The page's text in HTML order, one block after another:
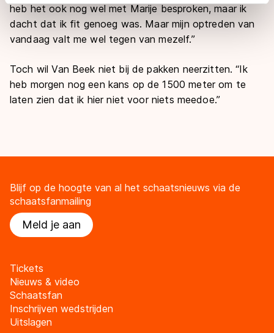
adequaat beschermingsniveau geldt volgens de GDPR.
Door op ‘Toestaan’ te klikken, stemt u in met deze
overdracht. Meer informatie vindt u in ons
heb het ook nog wel met Marije besproken, maar ik
dacht dat ik fit genoeg was. Maar mijn optreden van
vandaag valt me wel tegen van mezelf.”
Toch wil Van Beek niet bij de pakken neerzitten. “Ik
heb morgen nog een kans op de 1500 meter om te
laten zien dat ik hier niet voor niets meedoe.”
Blijf op de hoogte van al het schaatsnieuws via de
schaatsfanmailing
Meld je aan
Tickets
Nieuws & video
Schaatsfan
Inschrijven wedstrijden
Uitslagen